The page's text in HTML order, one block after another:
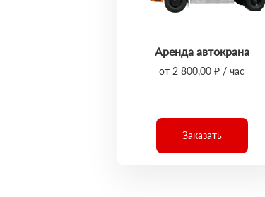
Аренда автокрана
от 2 800,00 ₽ / час
Заказать